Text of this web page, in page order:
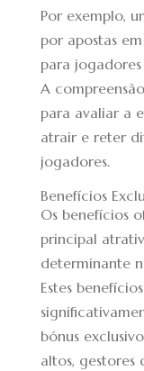
Por exemplo,
por apostas
para
A
para avaliar a
atrair e reter
jogadores.
Benefícios
Os benefícios
principal
determinante
Estes
bónus
altos, gestores